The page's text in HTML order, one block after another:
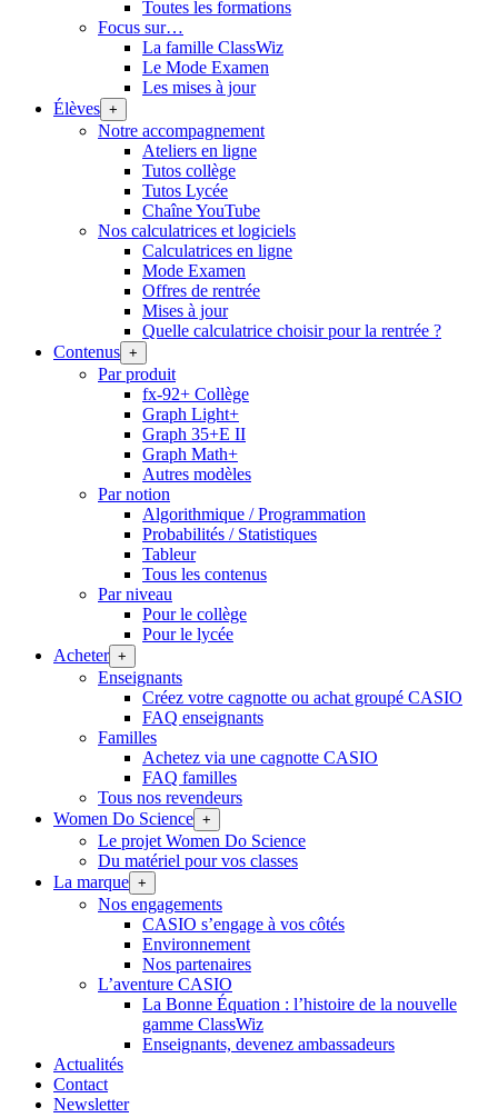
Toutes les formations
Focus sur…
La famille ClassWiz
Le Mode Examen
Les mises à jour
Élèves +
Notre accompagnement
Ateliers en ligne
Tutos collège
Tutos Lycée
Chaîne YouTube
Nos calculatrices et logiciels
Calculatrices en ligne
Mode Examen
Offres de rentrée
Mises à jour
Quelle calculatrice choisir pour la rentrée ?
Contenus +
Par produit
fx-92+ Collège
Graph Light+
Graph 35+E II
Graph Math+
Autres modèles
Par notion
Algorithmique / Programmation
Probabilités / Statistiques
Tableur
Tous les contenus
Par niveau
Pour le collège
Pour le lycée
Acheter +
Enseignants
Créez votre cagnotte ou achat groupé CASIO
FAQ enseignants
Familles
Achetez via une cagnotte CASIO
FAQ familles
Tous nos revendeurs
Women Do Science +
Le projet Women Do Science
Du matériel pour vos classes
La marque +
Nos engagements
CASIO s’engage à vos côtés
Environnement
Nos partenaires
L’aventure CASIO
La Bonne Équation : l’histoire de la nouvelle
gamme ClassWiz
Enseignants, devenez ambassadeurs
Actualités
Contact
Newsletter